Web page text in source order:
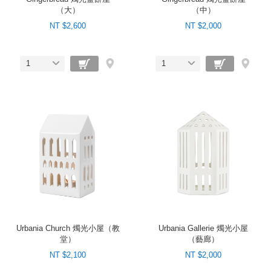
（大）
NT $2,600
1
（中）
NT $2,000
1
Urbania Church 燭光小屋（教
堂）
NT $2,100
Urbania Gallerie 燭光小屋
（藝廊）
NT $2,000